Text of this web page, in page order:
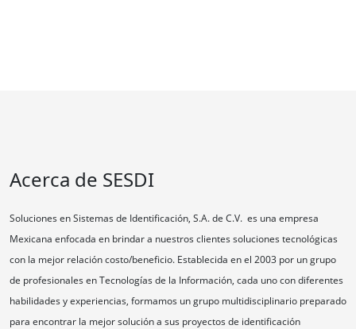
Acerca de SESDI
Soluciones en Sistemas de Identificación, S.A. de C.V. es una empresa
Mexicana enfocada en brindar a nuestros clientes soluciones tecnológicas
con la mejor relación costo/beneficio. Establecida en el 2003 por un grupo
de profesionales en Tecnologías de la Información, cada uno con diferentes
habilidades y experiencias, formamos un grupo multidisciplinario preparado
para encontrar la mejor solución a sus proyectos de identificación